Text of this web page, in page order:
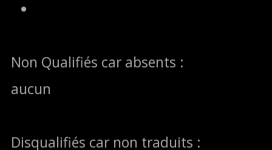
Non Qualifiés car absents :
aucun
Disqualifiés car non traduits :